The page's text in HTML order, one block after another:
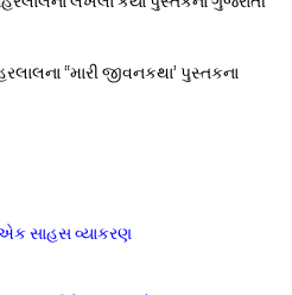
“મારી જીવનકથા’ પુસ્તકના
એક સાહસ વ્યાકરણ